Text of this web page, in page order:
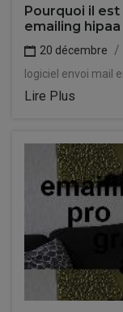
Pourquoi il
emailing
20 décembre
logiciel envoi mail
Lire Plus